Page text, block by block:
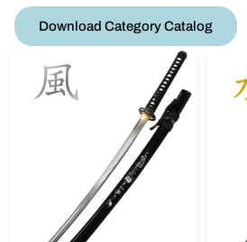
Download Category Catalog